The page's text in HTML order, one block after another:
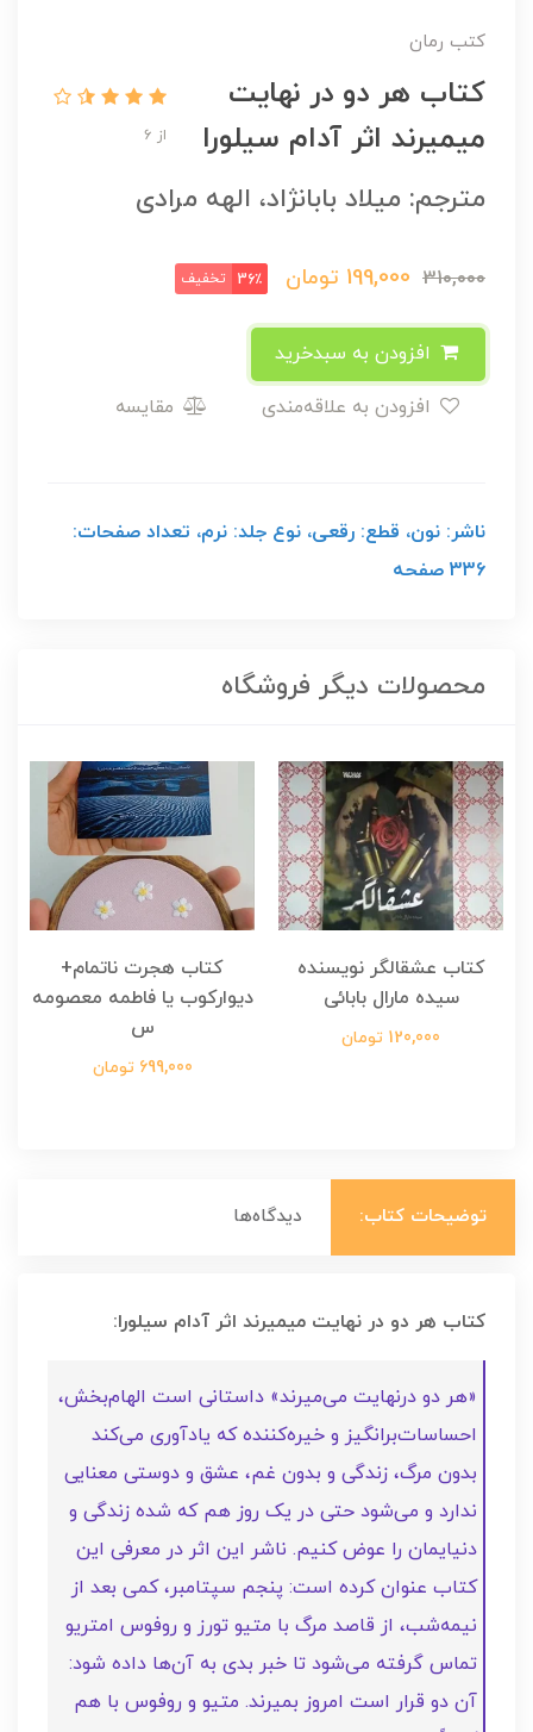
کتب رمان
کتاب هر دو در نهایت
میمیرند اثر آدام سیلورا
از 6
مترجم: میلاد بابانژاد، الهه مرادی
310,000
199,000 تومان 36٪ تخفیف
مقایسه
ناشر: نون، قطع: رقعی، نوع جلد: نرم، تعداد صفحات:
336 صفحه
محصولات دیگر فروشگاه
کتاب عشقالگر نویسنده
سیده مارال بابائی
120,000 تومان
کتاب هجرت ناتمام+
دیوارکوب یا فاطمه معصومه
س
699,000 تومان
توضیحات کتاب: دیدگاه‌ها
کتاب هر دو در نهایت میمیرند اثر آدام سیلورا:
«هر دو درنهایت می‌میرند» داستانی است الهام‌بخش،
احساسات‌برانگیز و خیره‌کننده که یادآوری می‌کند
بدون مرگ، زندگی و بدون غم، عشق و دوستی معنایی
ندارد و می‌شود حتی در یک روز هم که شده زندگی و
دنیایمان را عوض کنیم. ناشر این اثر در معرفی این
کتاب عنوان کرده است: پنجم سپتامبر، کمی بعد از
نیمه‌شب، از قاصد مرگ با متیو تورز و روفوس امتریو
تماس گرفته می‌شود تا خبر بدی به آن‌ها داده شود:
آن‌ دو قرار است امروز بمیرند. متیو و روفوس با هم